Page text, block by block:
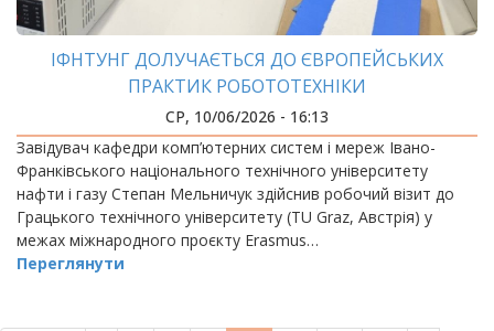
ІФНТУНГ ДОЛУЧАЄТЬСЯ ДО ЄВРОПЕЙСЬКИХ
ПРАКТИК РОБОТОТЕХНІКИ
СР, 10/06/2026 - 16:13
Завідувач кафедри комп’ютерних систем і мереж Івано-
Франківського національного технічного університету
нафти і газу Степан Мельничук здійснив робочий візит до
Грацького технічного університету (TU Graz, Австрія) у
межах міжнародного проєкту Erasmus…
Переглянути